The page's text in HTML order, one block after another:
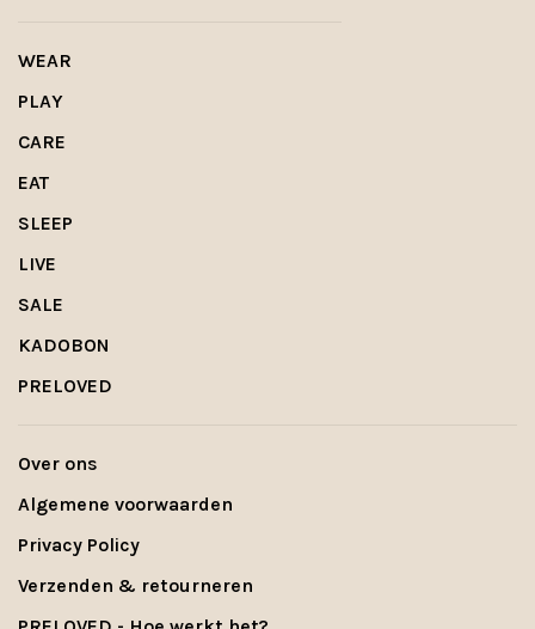
WEAR
PLAY
CARE
EAT
SLEEP
LIVE
SALE
KADOBON
PRELOVED
Over ons
Algemene voorwaarden
Privacy Policy
Verzenden & retourneren